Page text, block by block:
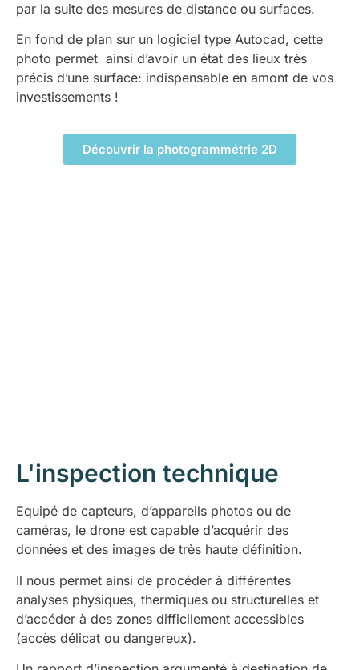
par la suite des mesures de distance ou surfaces.
En fond de plan sur un logiciel type Autocad, cette
photo permet ainsi d’avoir un état des lieux très
précis d’une surface: indispensable en amont de vos
investissements !
Découvrir la photogrammétrie 2D
L'inspection technique
Equipé de capteurs, d’appareils photos ou de
caméras, le drone est capable d’acquérir des
données et des images de très haute définition.
Il nous permet ainsi de procéder à différentes
analyses physiques, thermiques ou structurelles et
d’accéder à des zones difficilement accessibles
(accès délicat ou dangereux).